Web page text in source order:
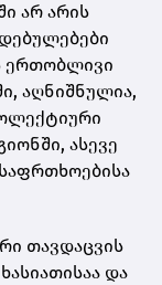
არ არის
ერთობლივი
აღნიშნულია,
ასევე
თავდაცვის
და